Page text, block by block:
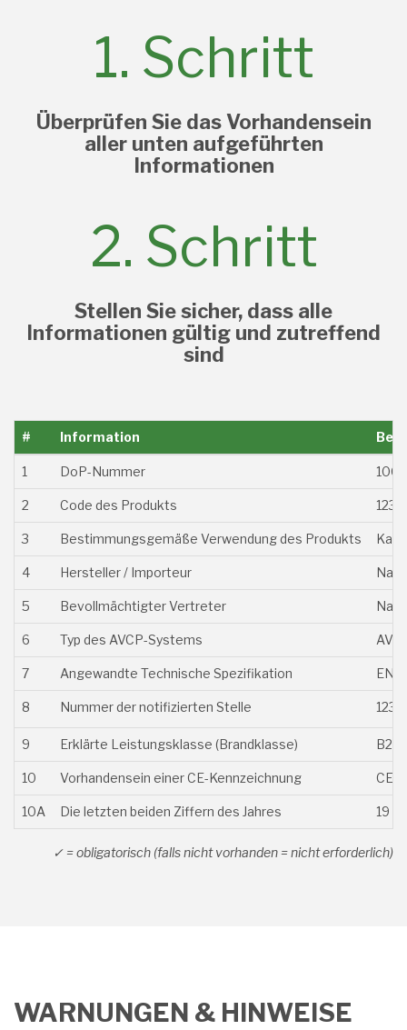
1. Schritt
Überprüfen Sie das Vorhandensein
aller unten aufgeführten
Informationen
2. Schritt
Stellen Sie sicher, dass alle
Informationen gültig und zutreffend
sind
# Information
1 DoP-Nummer
2 Code des Produkts
3 Bestimmungsgemäße Verwendung des Produkts
4 Hersteller / Importeur
5 Bevollmächtigter Vertreter
6 Typ des AVCP-Systems
7 Angewandte Technische Spezifikation EN
8 Nummer der notifizierten Stelle 1234
9 Erklärte Leistungsklasse (Brandklasse)
10 Vorhandensein einer CE-Kennzeichnung CE
10A Die letzten beiden Ziffern des Jahres 19
✓ = obligatorisch (falls nicht vorhanden = nicht erforderlich)
WARNUNGEN & HINWEISE